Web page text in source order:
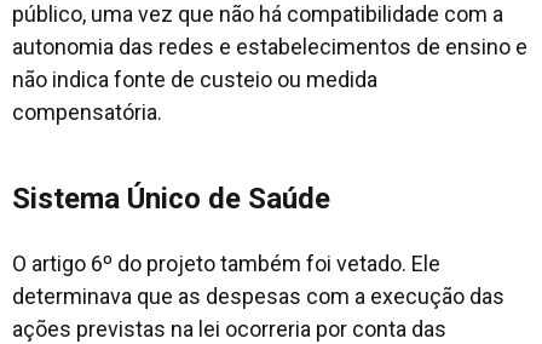
público, uma vez que não há compatibilidade com a
autonomia das redes e estabelecimentos de ensino e
não indica fonte de custeio ou medida
compensatória.
Sistema Único de Saúde
O artigo 6º do projeto também foi vetado. Ele
determinava que as despesas com a execução das
ações previstas na lei ocorreria por conta das